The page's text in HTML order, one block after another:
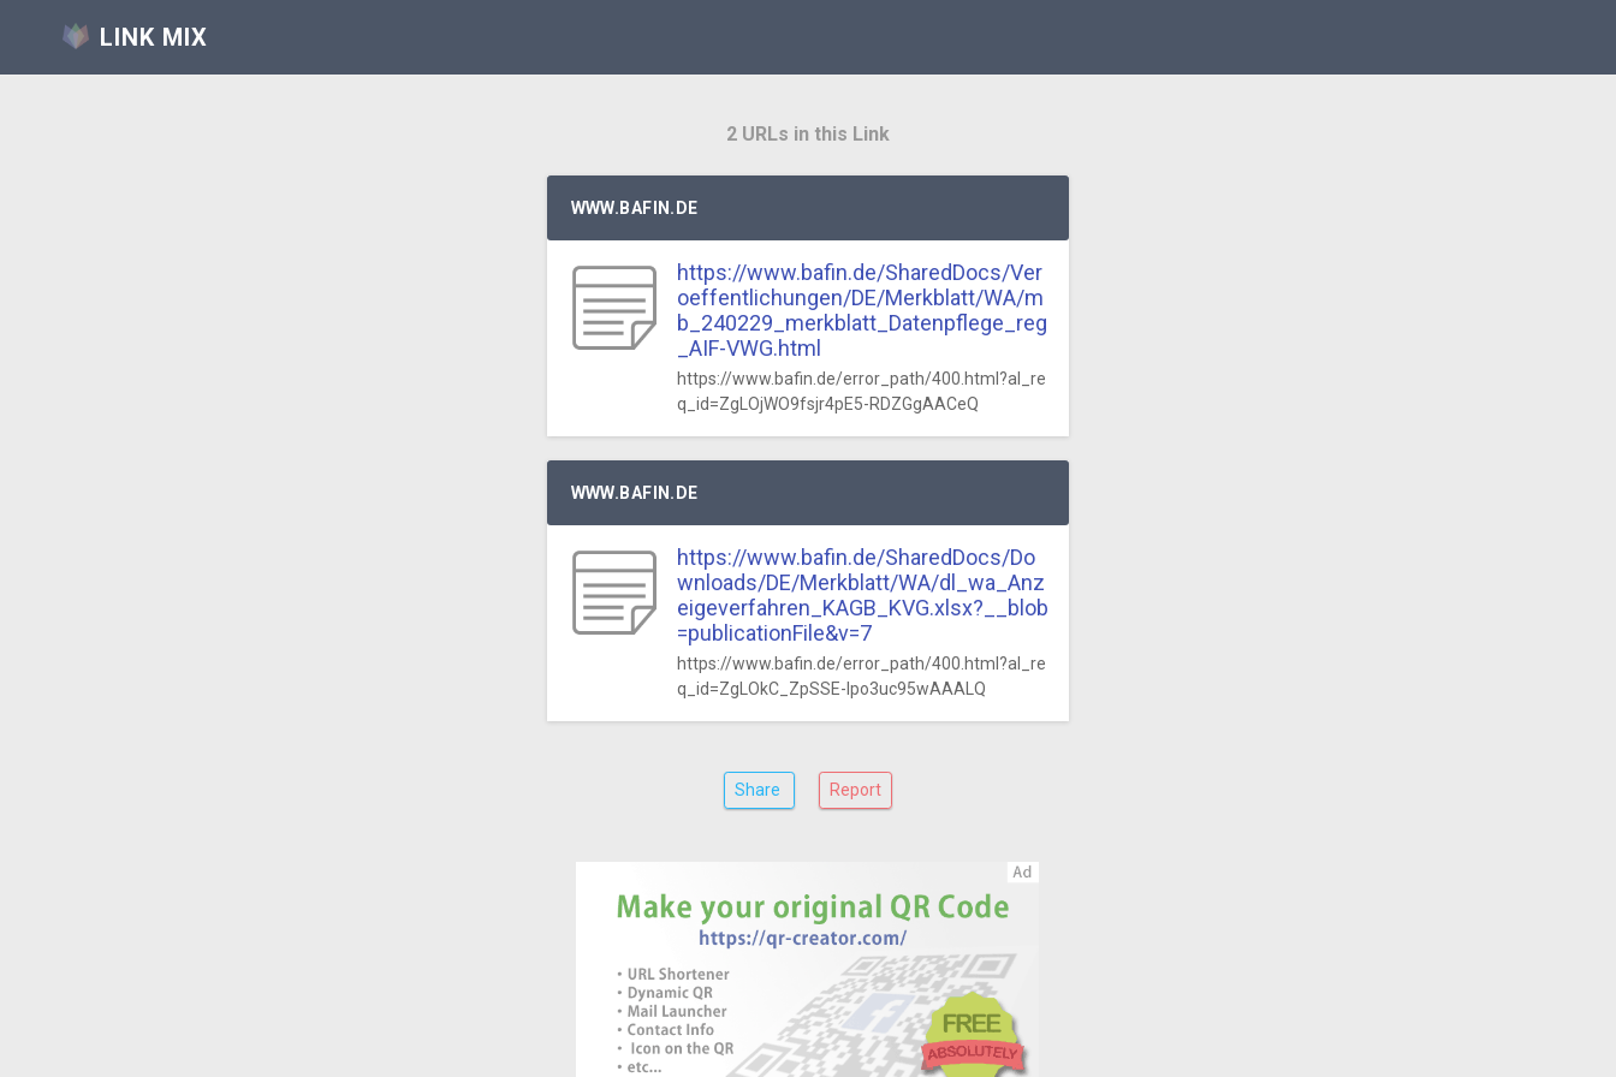
LINK MIX
2 URLs in this Link
WWW.BAFIN.DE
https://www.bafin.de/SharedDocs/Ver
oeffentlichungen/DE/Merkblatt/WA/m
b_240229_merkblatt_Datenpflege_reg
_AIF-VWG.html
https://www.bafin.de/error_path/400.html?al_re
q_id=ZgLOjWO9fsjr4pE5-RDZGgAACeQ
WWW.BAFIN.DE
https://www.bafin.de/SharedDocs/Do
wnloads/DE/Merkblatt/WA/dl_wa_Anz
eigeverfahren_KAGB_KVG.xlsx?__blob
=publicationFile&v=7
https://www.bafin.de/error_path/400.html?al_re
q_id=ZgLOkC_ZpSSE-Ipo3uc95wAAALQ
Share Report